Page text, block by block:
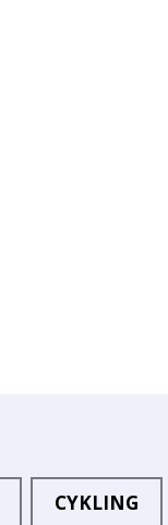
CYKLING